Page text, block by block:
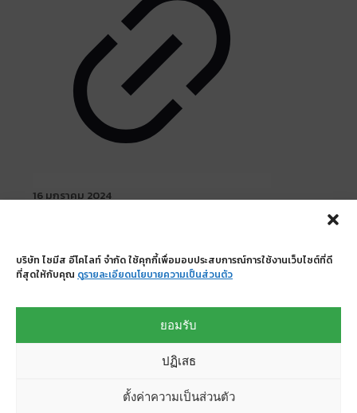
บริษัท ไซมีส อีโคไลท์ จำกัด ใช้คุกกี้เพื่อมอบประสบการณ์การใช้งานเว็บไซต์ที่ดี
ที่สุดให้กับคุณ ดูรายละเอียดนโยบายความเป็นส่วนตัว
ยอมรับ
ปฏิเสธ
ตั้งค่าความเป็นส่วนตัว
16 มกราคม 2024
Read more
ประเวศ กรุงเทพมหานคร 10250
sales@ecolite.co.th